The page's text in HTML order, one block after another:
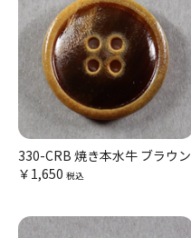
330-CRB 焼き本水牛 ブラウン
￥1,650 税込